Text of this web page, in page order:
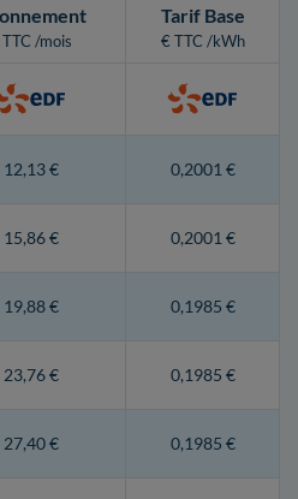
/mois
Tarif Base
€ TTC /kWh
12,13 € 0,2001 €
15,86 € 0,2001 €
19,88 € 0,1985 €
23,76 € 0,1985 €
27,40 € 0,1985 €